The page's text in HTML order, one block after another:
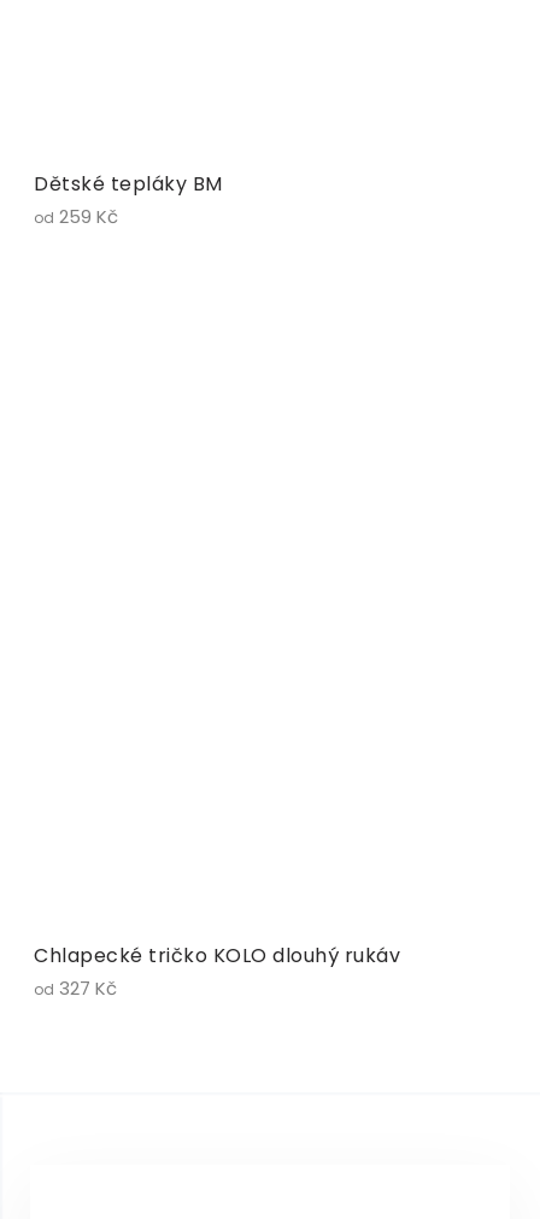
Dětské tepláky BM
od 259 Kč
Chlapecké tričko KOLO dlouhý rukáv
od 327 Kč